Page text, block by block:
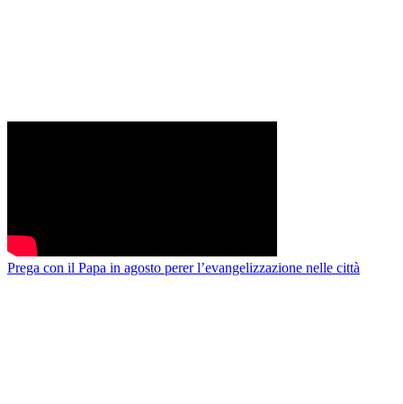
Prega con il Papa in agosto perer l’evangelizzazione nelle città